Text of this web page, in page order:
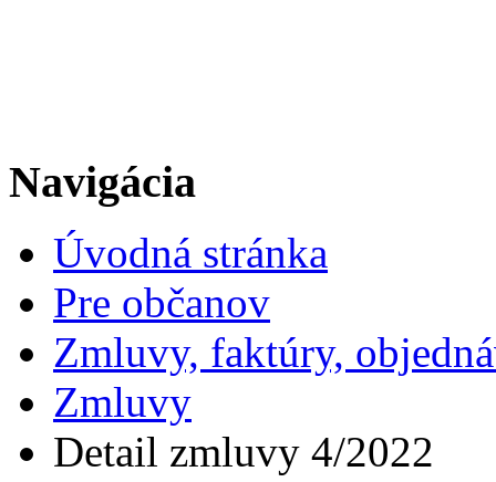
Navigácia
Úvodná stránka
Pre občanov
Zmluvy, faktúry,
Zmluvy
Detail zmluvy 4/2022